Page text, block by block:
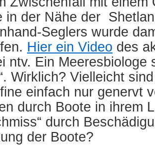
in der Nähe der
Seglers wurde
Hier ein Video des
ntv. Ein Meeresbiologe
Wirklich? Vielleicht
einfach nur genervt
durch Boote in ihrem
durch
der Boote?